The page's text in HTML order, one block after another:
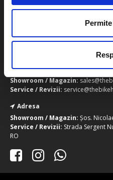
Contact
Showroom / Magazin:
0725.973.610
Email
Showroom / Magazin:
Service / Revizii:
Adresa
Showroom / Magazin: Șos.
Service / Revizii: Strada Sergent
RO